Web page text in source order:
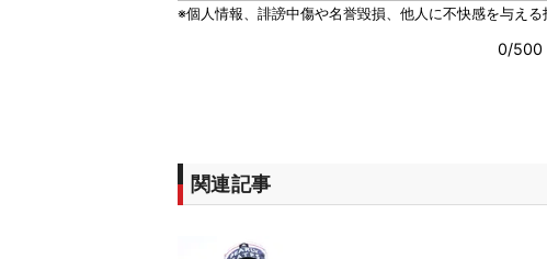
関連記事